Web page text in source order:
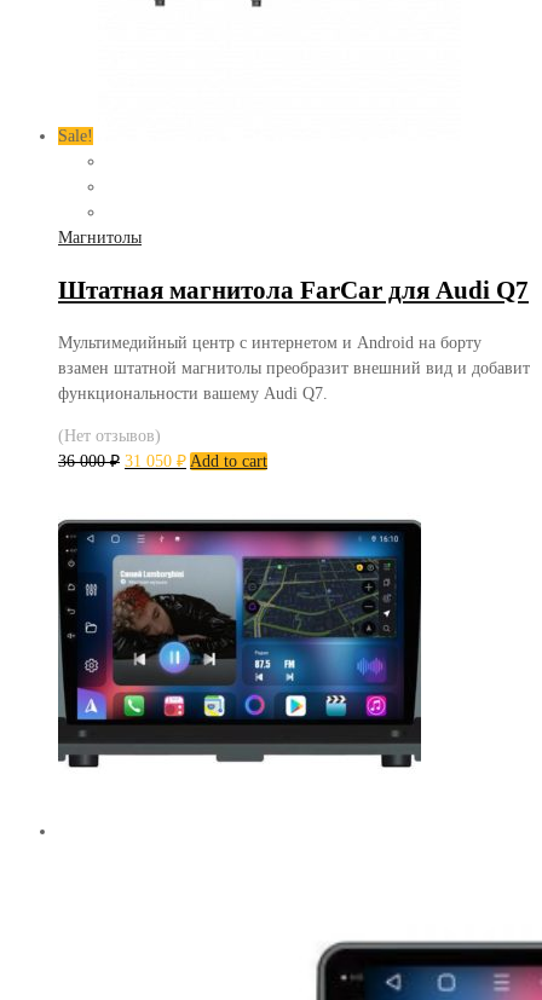
Sale!
Магнитолы
Штатная магнитола FarCar для Audi Q7
Мультимедийный центр с интернетом и Android на борту
взамен штатной магнитолы преобразит внешний вид и добавит
функциональности вашему Audi Q7.
(Нет отзывов)
36 000₽ 31 050 ₽ Add to cart